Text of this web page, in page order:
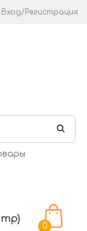
Вход/Регистрация
0